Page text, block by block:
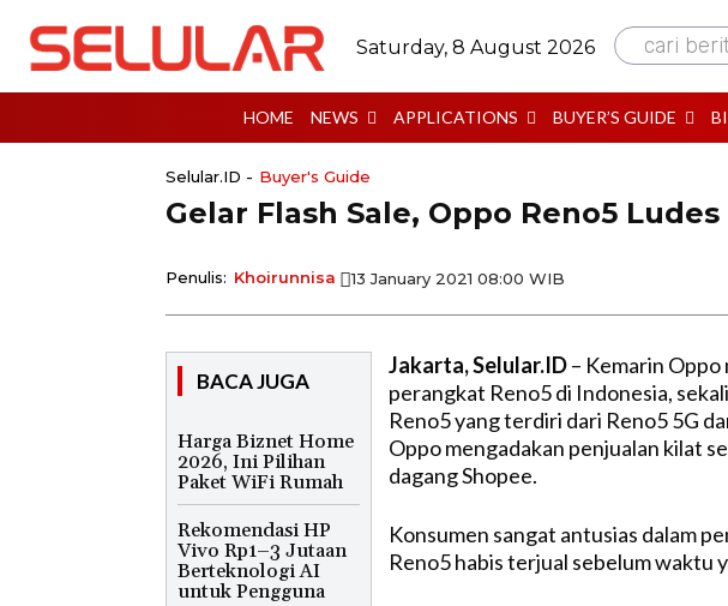
Saturday, 8 August 2026 cari
HOME NEWS APPLICATIONS BUYER’S GUIDE
Selular.ID - Buyer's Guide
Gelar Flash Sale, Oppo Reno5
Penulis: Khoirunnisa 13 January 2021 08:00 WIB
BACA JUGA
Harga Biznet Home
2026, Ini Pilihan
Paket WiFi Rumah
Rekomendasi HP
Vivo Rp1–3 Jutaan
Berteknologi AI
untuk Pengguna
Jakarta, Selular.ID– Kemarin Oppo
perangkat Reno5 di Indonesia,
Reno5 yang terdiri dari Reno5 5G
Oppo mengadakan penjualan kilat
dagang Shopee.
Konsumen sangat antusias dalam
Reno5 habis terjual sebelum waktu